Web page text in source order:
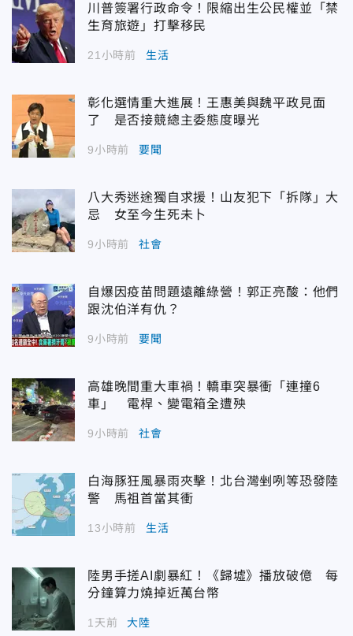
川普簽署行政命令！限縮出生公民權並「禁
生育旅遊」打擊移民
21小時前 生活
彰化選情重大進展！王惠美與魏平政見面
了 是否接競總主委態度曝光
9小時前 要聞
八大秀迷途獨自求援！山友犯下「拆隊」大
忌 女至今生死未卜
9小時前 社會
自爆因疫苗問題遠離綠營！郭正亮酸：他們
跟沈伯洋有仇？
9小時前 要聞
高雄晚間重大車禍！轎車突暴衝「連撞6
車」 電桿、變電箱全遭殃
9小時前 社會
白海豚狂風暴雨夾擊！北台灣剉咧等恐發陸
警 馬祖首當其衝
13小時前 生活
陸男手搓AI劇暴紅！《歸墟》播放破億 每
分鐘算力燒掉近萬台幣
1天前 大陸